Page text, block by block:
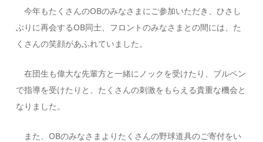
今年もたくさんのOBのみなさまにご参加いただき、ひさし
ぶりに再会するOB同士、フロントのみなさまとの間には、た
くさんの笑顔があふれていました。
在団生も偉大な先輩方と一緒にノックを受けたり、ブルペン
で指導を受けたりと、たくさんの刺激をもらえる貴重な機会と
なりました。
また、OBのみなさまよりたくさんの野球道具のご寄付をい